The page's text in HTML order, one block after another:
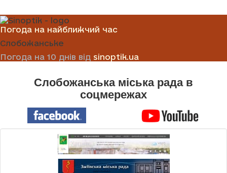
Погода на найближчий час
Слобожанське
Погода на 10 днів від sinoptik.ua
Слобожанська міська рада в
соцмережах